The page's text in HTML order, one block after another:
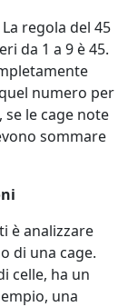
regola del 45
da 1 a 9 è 45.
numero per
le cage note
sommare
è analizzare
di una cage.
celle, ha un
una